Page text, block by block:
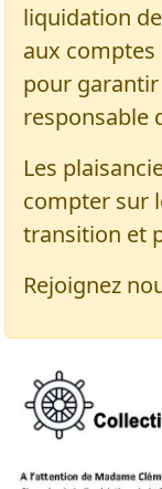
liquidation de
aux
pour
responsable
Les
compter sur
transition et
Rejoignez